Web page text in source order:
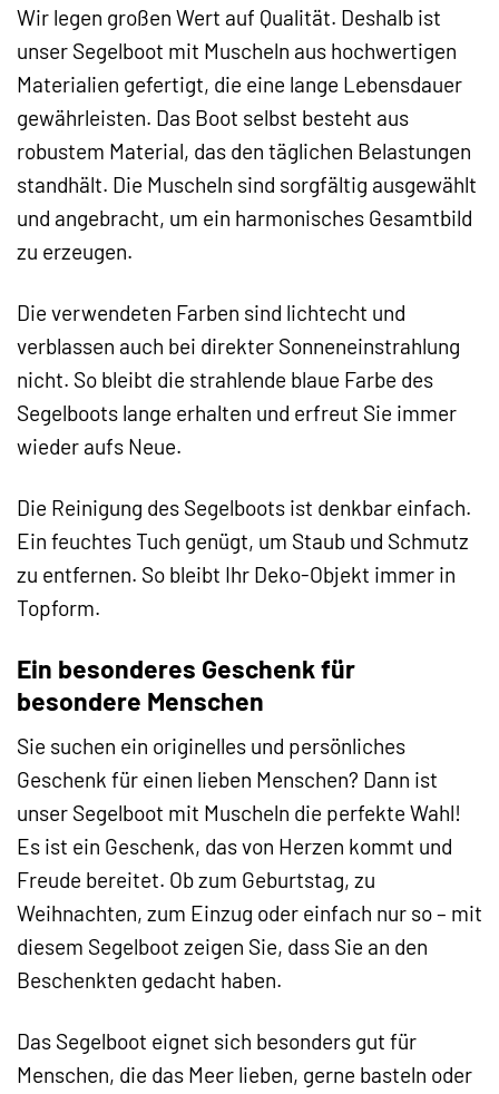
Wir legen großen Wert auf Qualität. Deshalb ist
unser Segelboot mit Muscheln aus hochwertigen
Materialien gefertigt, die eine lange Lebensdauer
gewährleisten. Das Boot selbst besteht aus
robustem Material, das den täglichen Belastungen
standhält. Die Muscheln sind sorgfältig ausgewählt
und angebracht, um ein harmonisches Gesamtbild
zu erzeugen.
Die verwendeten Farben sind lichtecht und
verblassen auch bei direkter Sonneneinstrahlung
nicht. So bleibt die strahlende blaue Farbe des
Segelboots lange erhalten und erfreut Sie immer
wieder aufs Neue.
Die Reinigung des Segelboots ist denkbar einfach.
Ein feuchtes Tuch genügt, um Staub und Schmutz
zu entfernen. So bleibt Ihr Deko-Objekt immer in
Topform.
Ein besonderes Geschenk für
besondere Menschen
Sie suchen ein originelles und persönliches
Geschenk für einen lieben Menschen? Dann ist
unser Segelboot mit Muscheln die perfekte Wahl!
Es ist ein Geschenk, das von Herzen kommt und
Freude bereitet. Ob zum Geburtstag, zu
Weihnachten, zum Einzug oder einfach nur so – mit
diesem Segelboot zeigen Sie, dass Sie an den
Beschenkten gedacht haben.
Das Segelboot eignet sich besonders gut für
Menschen, die das Meer lieben, gerne basteln oder